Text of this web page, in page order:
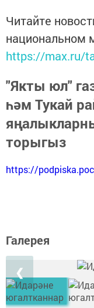
Читайте
национальном
https://max.ru/
"Якты юл"
һәм Тукай
торыгыз
https://
Галерея
❮